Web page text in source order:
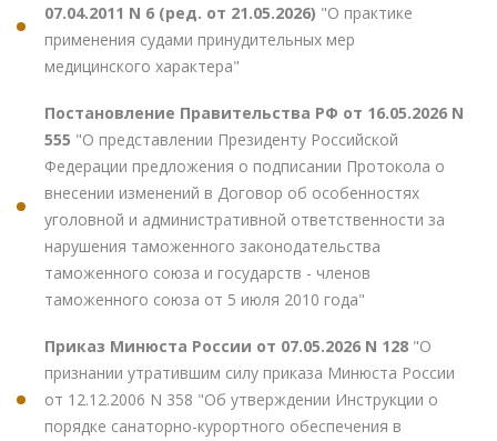
07.04.2011 N 6 (ред. от 21.05.2026) "О практике
применения судами принудительных мер
медицинского характера"
Постановление Правительства РФ от 16.05.2026 N
555 "О представлении Президенту Российской
Федерации предложения о подписании Протокола о
внесении изменений в Договор об особенностях
уголовной и административной ответственности за
нарушения таможенного законодательства
таможенного союза и государств - членов
таможенного союза от 5 июля 2010 года"
Приказ Минюста России от 07.05.2026 N 128 "О
признании утратившим силу приказа Минюста России
от 12.12.2006 N 358 "Об утверждении Инструкции о
порядке санаторно-курортного обеспечения в